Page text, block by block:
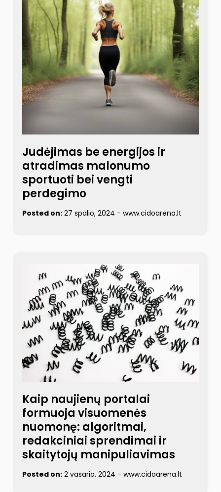
Judėjimas be energijos ir
atradimas malonumo
sportuoti bei vengti
perdegimo
Posted on: 27 spalio, 2024 - www.cidoarena.lt
Kaip naujienų portalai
formuoja visuomenės
nuomonę: algoritmai,
redakciniai sprendimai ir
skaitytojų manipuliavimas
Posted on: 2 vasario, 2024 - www.cidoarena.lt